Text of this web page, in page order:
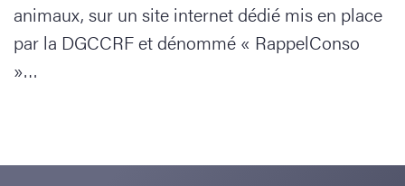
animaux, sur un site internet dédié mis en place
par la DGCCRF et dénommé « RappelConso
»…